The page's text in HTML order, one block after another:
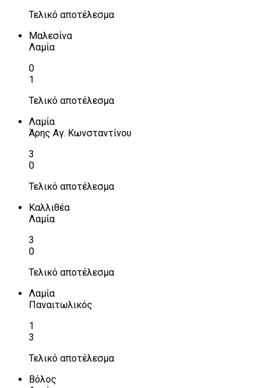
Τελικό αποτέλεσμα
Μαλεσίνα
Λαμία
0
1
Τελικό αποτέλεσμα
Λαμία
Άρης Αγ. Κωνσταντίνου
3
0
Τελικό αποτέλεσμα
Καλλιθέα
Λαμία
3
0
Τελικό αποτέλεσμα
Λαμία
Παναιτωλικός
1
3
Τελικό αποτέλεσμα
Βόλος